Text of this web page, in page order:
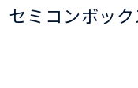
セミコンボック